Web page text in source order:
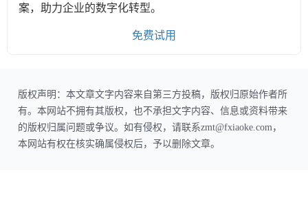
案，助力企业的数字化转型。
免费试用
版权声明：本文章文字内容来自第三方投稿，版权归原始作者所
有。本网站不拥有其版权，也不承担文字内容、信息或资料带来
的版权归属问题或争议。如有侵权，请联系zmt@fxiaoke.com，
本网站有权在核实确属侵权后，予以删除文章。